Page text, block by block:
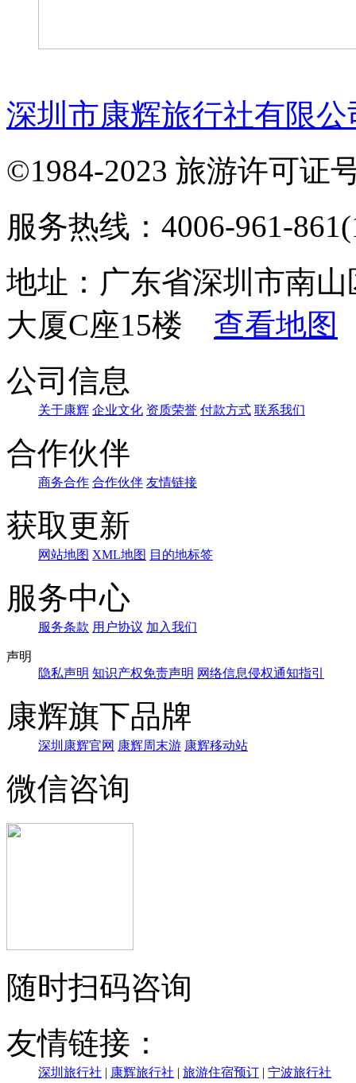
深圳市康辉旅行社有限
©1984-2023 旅游许可证
服务热线：4006-961-
地址：广东省深圳市南
大厦C座15楼 查看地图
公司信息
关于康辉 企业文化 资质荣誉 付款方式 联系我们
合作伙伴
商务合作 合作伙伴 友情链接
获取更新
网站地图 XML地图 目的地标签
服务中心
服务条款 用户协议 加入我们
声明
隐私声明 知识产权免责声明 网络信息侵权通知指引
康辉旗下品牌
深圳康辉官网 康辉周末游 康辉移动站
微信咨询
随时扫码咨询
友情链接：
深圳旅行社 | 康辉旅行社 | 旅游住宿预订 | 宁波旅行社